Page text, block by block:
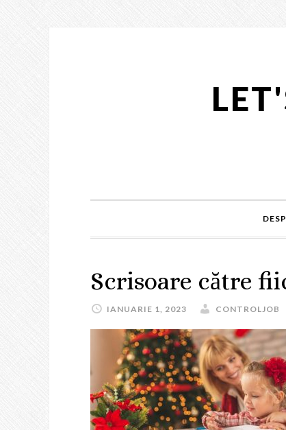
Scrisoare către
IANUARIE 1, 2023 CONTROLJOB